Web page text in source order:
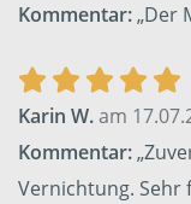
Kommentar:„Der
Karin W.am
Kommentar:
Vernichtung. Sehr